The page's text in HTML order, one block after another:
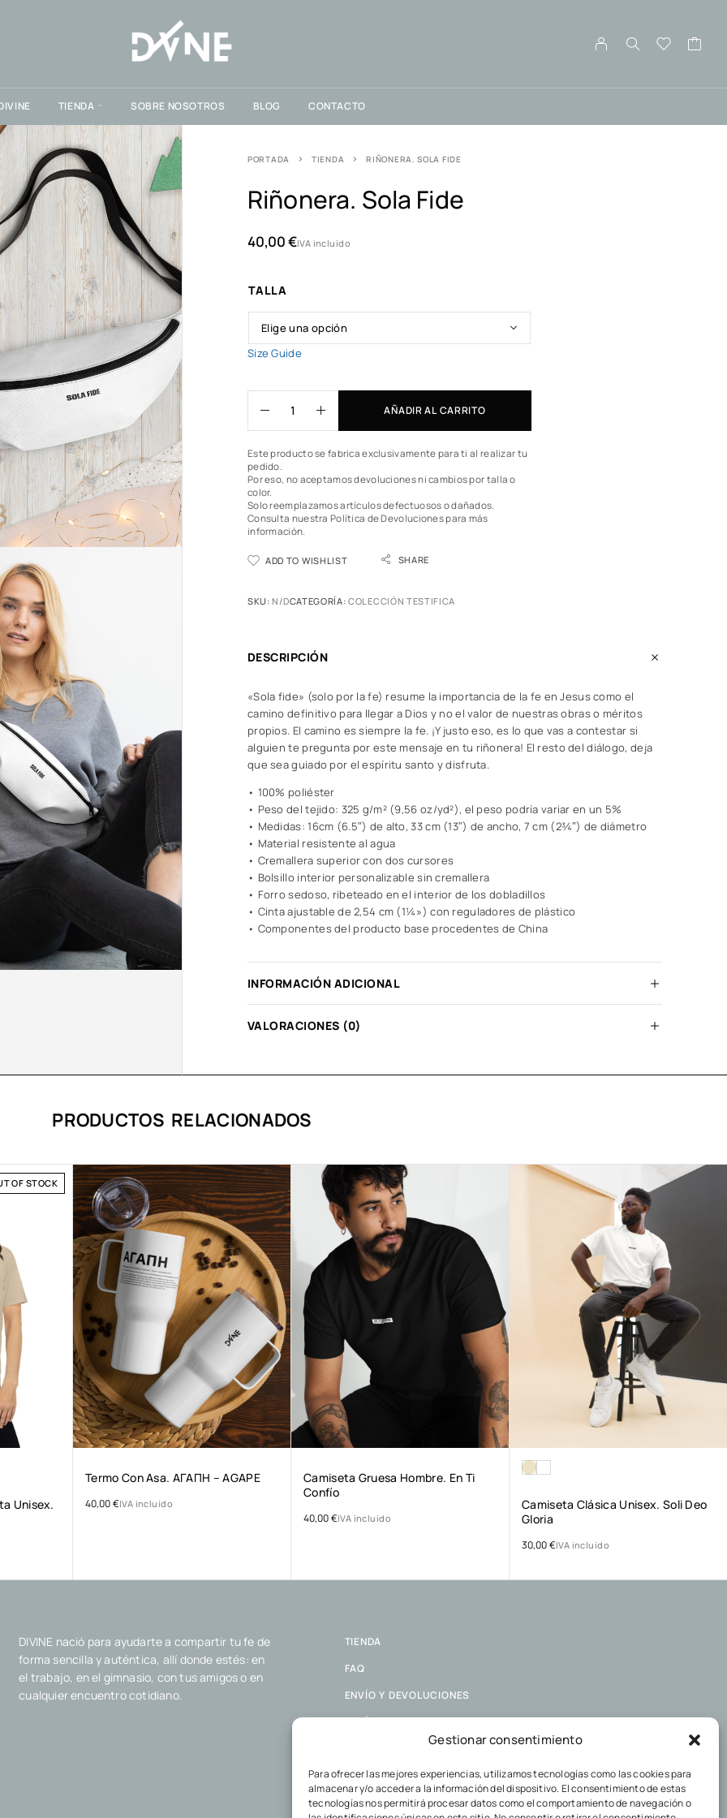
Gestionar consentimiento
Para ofrecer las mejores experiencias, utilizamos tecnologías como las cookies para
almacenar y/o acceder a la información del dispositivo. El consentimiento de estas
tecnologías nos permitirá procesar datos como el comportamiento de navegación o
TIENDA SOBRE NOSOTROS BLOG CONTACTO
PORTADA TIENDA RIÑONERA. SOLA FIDE
Riñonera. Sola Fide
40,00€IVA incluido
TALLA
Size Guide
AÑADIR AL CARRITO
Este producto se fabrica exclusivamente para ti al realizar tu
pedido.
Por eso, no aceptamos devoluciones ni cambios por talla o
color.
Solo reemplazamos artículos defectuosos o dañados.
Consulta nuestra Política de Devolucionespara más
información.
ADD TO WISHLIST SHARE
SKU:N/DCATEGORÍA:COLECCIÓN TESTIFICA
DESCRIPCIÓN
«Sola fide» (solo por la fe) resume la importancia de la fe en Jesus como el
camino definitivo para llegar a Dios y no el valor de nuestras obras o méritos
propios. El camino es siempre la fe. ¡Y justo eso, es lo que vas a contestar si
alguien te pregunta por este mensaje en tu riñonera! El resto del diálogo, deja
que sea guiado por el espíritu santo y disfruta.
• 100% poliéster
• Peso del tejido: 325 g/m² (9,56 oz/yd²), el peso podría variar en un 5%
• Medidas: 16cm (6.5″) de alto, 33 cm (13″) de ancho, 7 cm (2¾″) de diámetro
• Material resistente al agua
• Cremallera superior con dos cursores
• Bolsillo interior personalizable sin cremallera
• Forro sedoso, ribeteado en el interior de los dobladillos
• Cinta ajustable de 2,54 cm (1¼») con reguladores de plástico
• Componentes del producto base procedentes de China
INFORMACIÓN ADICIONAL
VALORACIONES (0)
PRODUCTOS RELACIONADOS
OF STOCK
Unisex.
Termo Con Asa. ΑΓΑΠΗ – AGAPE
40,00€IVA incluido
Camiseta Gruesa Hombre. En Ti
Confío
40,00€IVA incluido
Camiseta Clásica Unisex. Soli Deo
Gloria
30,00€IVA incluido
DIVINE nació para ayudarte a compartir tu fe de
forma sencilla y auténtica, allí donde estés: en
el trabajo, en el gimnasio, con tus amigos o en
cualquier encuentro cotidiano.
TIENDA
FAQ
ENVÍO Y DEVOLUCIONES
POLÍTICA DE COOKIES
POLÍTICA DE PRIVACIDAD